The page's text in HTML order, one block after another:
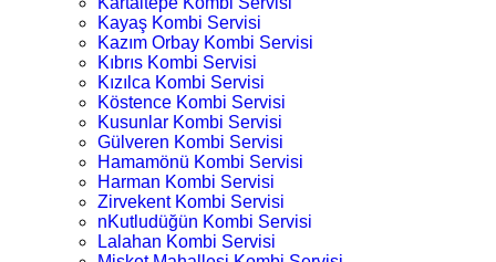
Kayaş Kombi Servisi
Kazım Orbay Kombi Servisi
Kıbrıs Kombi Servisi
Kızılca Kombi Servisi
Köstence Kombi Servisi
Kusunlar Kombi Servisi
Gülveren Kombi Servisi
Hamamönü Kombi Servisi
Harman Kombi Servisi
Zirvekent Kombi Servisi
nKutludüğün Kombi Servisi
Lalahan Kombi Servisi